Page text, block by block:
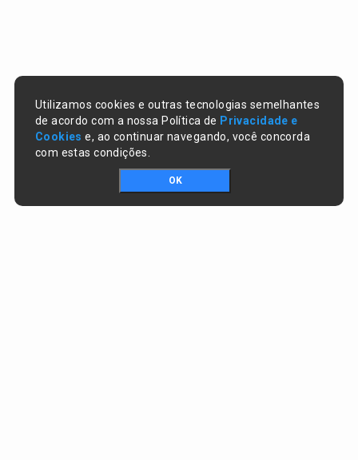
Utilizamos cookies e outras tecnologias semelhantes
de acordo com a nossa Política de Privacidade e
Cookies e, ao continuar navegando, você concorda
com estas condições.
OK